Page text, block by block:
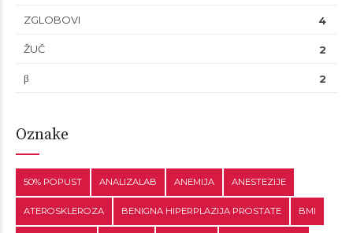
ZGLOBOVI 4
ŽUČ 2
β 2
Oznake
50% POPUST ANALIZALAB ANEMIJA ANESTEZIJE
ATEROSKLEROZA BENIGNA HIPERPLAZIJA PROSTATE BMI